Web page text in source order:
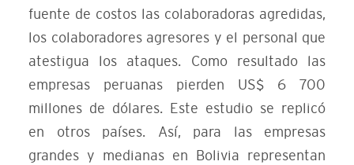
fuente de costos las colaboradoras agredidas,
los colaboradores agresores y el personal que
atestigua los ataques. Como resultado las
empresas peruanas pierden US$ 6 700
millones de dólares. Este estudio se replicó
en otros países. Así, para las empresas
grandes y medianas en Bolivia representan